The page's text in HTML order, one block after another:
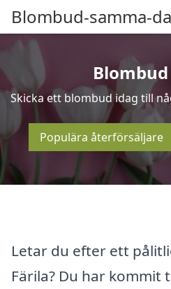
Blombud-samma-
Skicka ett blombud idag till
Populära återförsäljare
Letar du efter ett
Färila? Du har kommit